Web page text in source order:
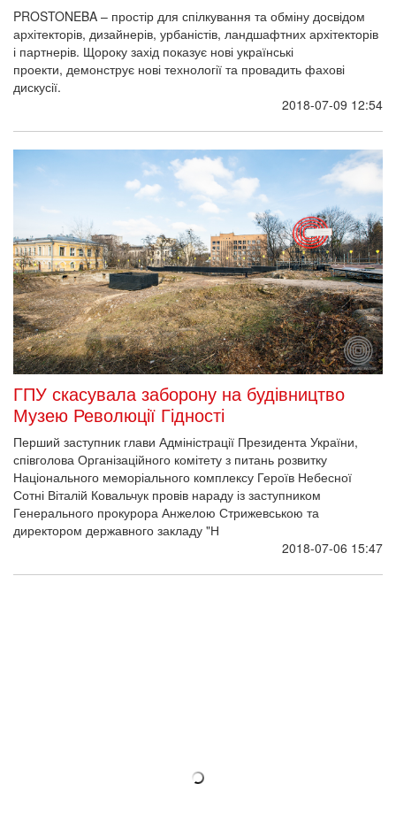
PROSTONEBA – простір для спілкування та обміну досвідом
архітекторів, дизайнерів, урбаністів, ландшафтних архітекторів
і партнерів. Щороку захід показує нові українські
проекти, демонструє нові технології та провадить фахові
дискусії.
2018-07-09 12:54
ГПУ скасувала заборону на будівництво
Музею Революції Гідності
Перший заступник глави Адміністрації Президента України,
співголова Організаційного комітету з питань розвитку
Національного меморіального комплексу Героїв Небесної
Сотні Віталій Ковальчук провів нараду із заступником
Генерального прокурора Анжелою Стрижевською та
директором державного закладу "Н
2018-07-06 15:47
Проекти-фіналісти конкурсу на будівлю
Музею Революції Гідності